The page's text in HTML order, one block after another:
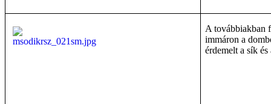
A továbbiakban
immáron a
érdemelt a sík